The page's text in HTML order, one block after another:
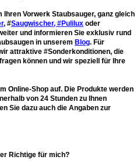
Ihren Vorwerk Staubsauger, ganz gleich
, #Saugwischer, #Pulilux oder
und informieren Sie exklusiv rund
in unserem Blog. Für
attraktive #Sonderkonditionen, die
können und wir speziell für Ihre
Online-Shop auf. Die Produkte werden
von 24 Stunden zu Ihnen
Sie dazu auch die Angaben zur
Richtige für mich?